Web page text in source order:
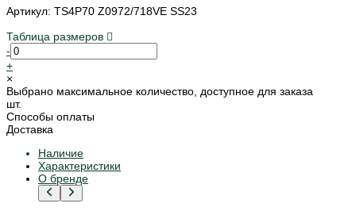
Артикул: TS4P70 Z0972/718VE SS23
Таблица размеров
-
+
×
Выбрано максимальное количество, доступное для заказа
шт.
Способы оплаты
Доставка
Наличие
Характеристики
О бренде